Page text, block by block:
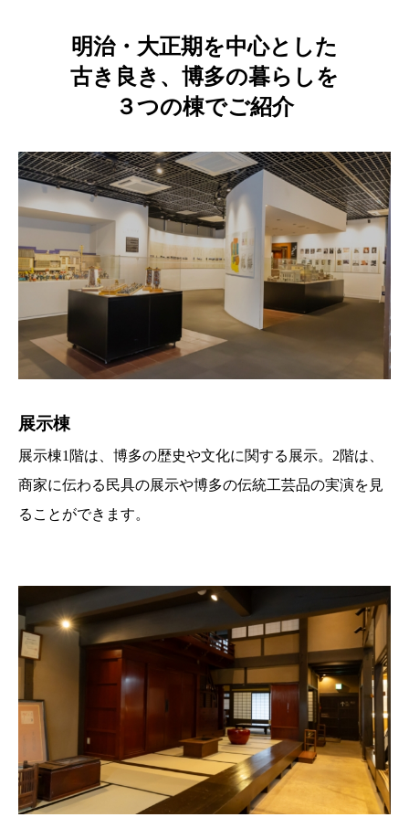
明治・大正期を中心とした
古き良き、博多の暮らしを
３つの棟でご紹介
展示棟
展示棟1階は、博多の歴史や文化に関する展示。2階は、
商家に伝わる民具の展示や博多の伝統工芸品の実演を見
ることができます。